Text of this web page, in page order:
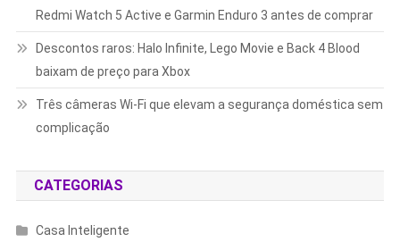
Redmi Watch 5 Active e Garmin Enduro 3 antes de comprar
Descontos raros: Halo Infinite, Lego Movie e Back 4 Blood
baixam de preço para Xbox
Três câmeras Wi-Fi que elevam a segurança doméstica sem
complicação
CATEGORIAS
Casa Inteligente